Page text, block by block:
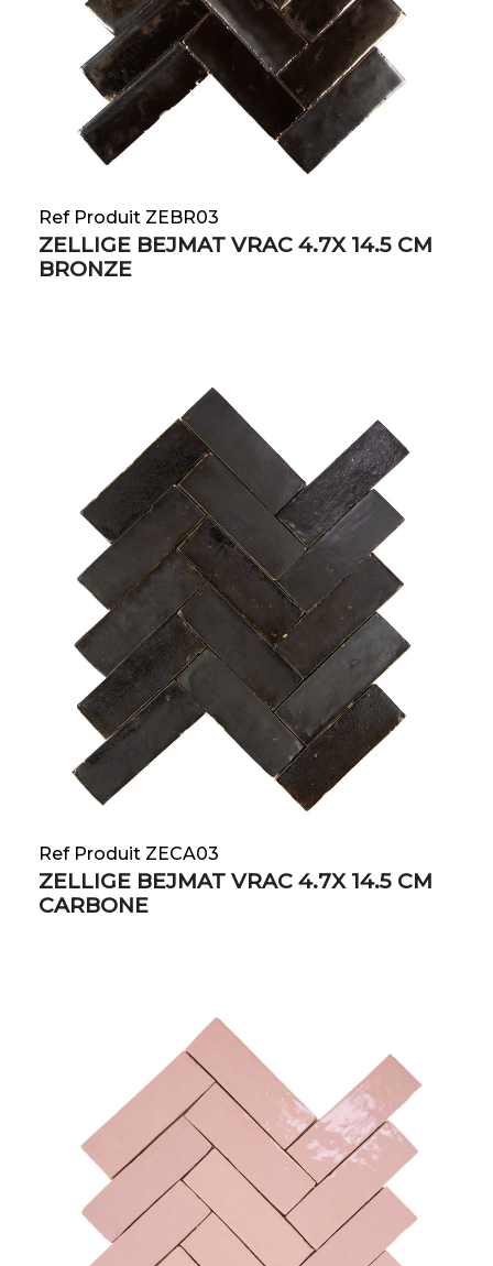
Ref Produit ZEBR03
ZELLIGE BEJMAT VRAC 4.7X 14.5 CM
BRONZE
Ref Produit ZECA03
ZELLIGE BEJMAT VRAC 4.7X 14.5 CM
CARBONE